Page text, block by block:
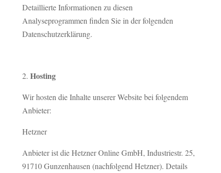
Detaillierte Informationen zu diesen
Analyseprogrammen finden Sie in der folgenden
Datenschutzerklärung.
Hosting
Wir hosten die Inhalte unserer Website bei folgendem
Anbieter:
Hetzner
Anbieter ist die Hetzner Online GmbH, Industriestr. 25,
91710 Gunzenhausen (nachfolgend Hetzner). Details